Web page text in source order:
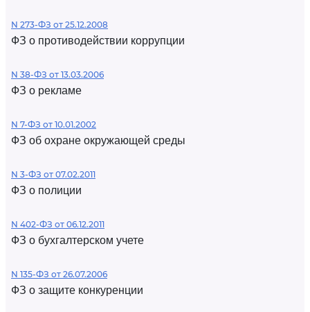
N 273-ФЗ от 25.12.2008
ФЗ о противодействии коррупции
N 38-ФЗ от 13.03.2006
ФЗ о рекламе
N 7-ФЗ от 10.01.2002
ФЗ об охране окружающей среды
N 3-ФЗ от 07.02.2011
ФЗ о полиции
N 402-ФЗ от 06.12.2011
ФЗ о бухгалтерском учете
N 135-ФЗ от 26.07.2006
ФЗ о защите конкуренции